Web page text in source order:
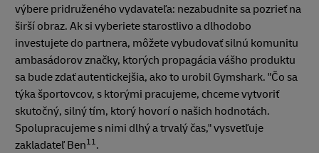
výbere pridruženého vydavateľa: nezabudnite sa pozrieť na
širší obraz. Ak si vyberiete starostlivo a dlhodobo
investujete do partnera, môžete vybudovať silnú komunitu
ambasádorov značky, ktorých propagácia vášho produktu
sa bude zdať autentickejšia, ako to urobil Gymshark. "Čo sa
týka športovcov, s ktorými pracujeme, chceme vytvoriť
skutočný, silný tím, ktorý hovorí o našich hodnotách.
Spolupracujeme s nimi dlhý a trvalý čas," vysvetľuje
zakladateľ Ben11.